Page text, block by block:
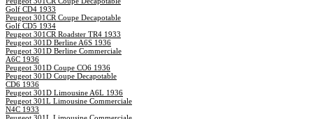
Golf CD4 1933
Peugeot 301CR Coupe Decapotable
Golf CD5 1934
Peugeot 301CR Roadster TR4 1933
Peugeot 301D Berline A6S 1936
Peugeot 301D Berline Commerciale
A6C 1936
Peugeot 301D Coupe CO6 1936
Peugeot 301D Coupe Decapotable
CD6 1936
Peugeot 301D Limousine A6L 1936
Peugeot 301L Limousine Commerciale
N4C 1933